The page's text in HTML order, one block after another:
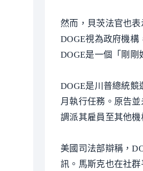
然而，貝茨法官也
DOGE視為政府機
DOGE是一個「剛剛
DOGE是川普總統
月執行任務。原告
調派其雇員至其他機
美國司法部辯稱，
訊。馬斯克也在社